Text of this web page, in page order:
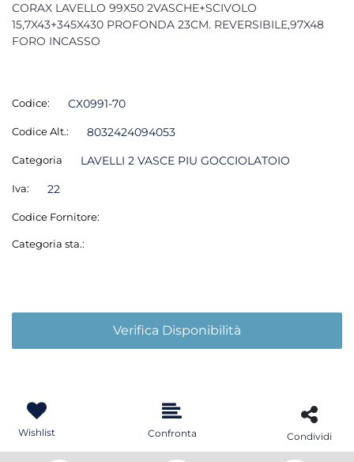
CORAX LAVELLO 99X50 2VASCHE+SCIVOLO
15,7X43+345X430 PROFONDA 23CM. REVERSIBILE,97X48
FORO INCASSO
Codice: CX0991-70
Codice Alt.: 8032424094053
Categoria LAVELLI 2 VASCE PIU GOCCIOLATOIO
Iva: 22
Codice Fornitore:
Categoria sta.:
Verifica Disponibilità
Wishlist Confronta Condividi